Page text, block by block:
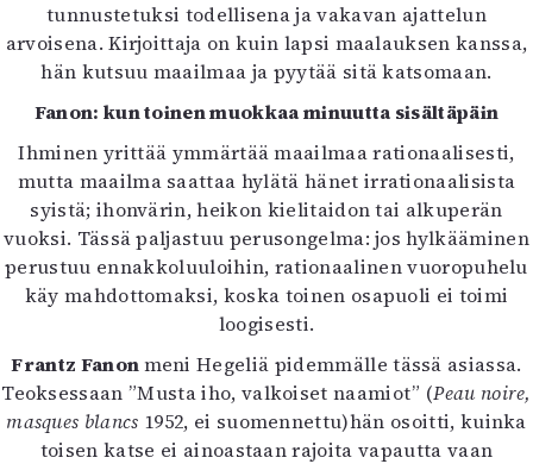
tunnustetuksi todellisena ja vakavan ajattelun
arvoisena. Kirjoittaja on kuin lapsi maalauksen kanssa,
hän kutsuu maailmaa ja pyytää sitä katsomaan.
Fanon: kun toinen muokkaa minuutta sisältäpäin
Ihminen yrittää ymmärtää maailmaa rationaalisesti,
mutta maailma saattaa hylätä hänet irrationaalisista
syistä; ihonvärin, heikon kielitaidon tai alkuperän
vuoksi. Tässä paljastuu perusongelma: jos hylkääminen
perustuu ennakkoluuloihin, rationaalinen vuoropuhelu
käy mahdottomaksi, koska toinen osapuoli ei toimi
loogisesti.
Frantz Fanonmeni Hegeliä pidemmälle tässä asiassa.
Teoksessaan ”Musta iho, valkoiset naamiot” (Peau noire,
masques blancs 1952, ei suomennettu)hän osoitti, kuinka
toisen katse ei ainoastaan rajoita vapautta vaan